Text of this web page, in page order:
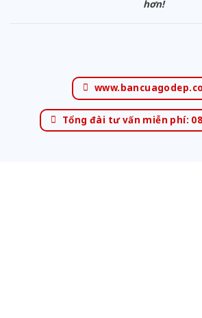
hơn!
Tổng đài tư vấn miễn phí: